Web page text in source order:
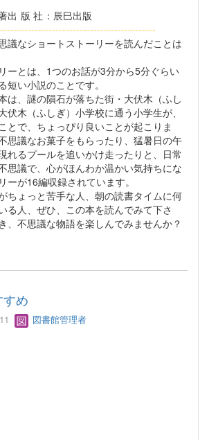
出版社 ：辰巳出版
議なショートストーリーを読んだことは
ーとは、1つのお話が3分から5分ぐらい
短い小説のことです。
は、謎の隕石が落ちた街・大伏木（ふし
伏木（ふしぎ）小学校に通う小学生が、
とで、ちょっぴり良いことが起こりま
思議なお菓子をもらったり、猛暑日の午
れるプールを追いかけ走ったりと、日常
思議で、心がほんわか温かい気持ちにな
ーが16編収録されています。
ちょっと苦手な人、朝の読書タイムに何
る人、ぜひ、この本を読んでみて下さ
、不思議な物語を楽しんでみませんか？
め
図書館管理者